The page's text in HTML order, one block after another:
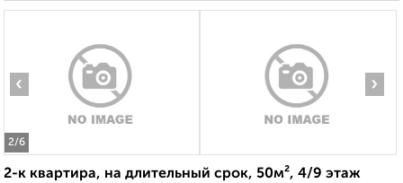
2/6
‹ ›
2-к квартира, на длительный срок, 50м², 4/9 этаж